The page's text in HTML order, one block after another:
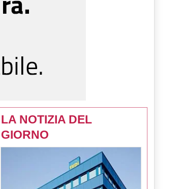
LA NOTIZIA DEL
GIORNO